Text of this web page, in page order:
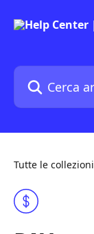
Cerca articoli…
Tutte le collezioni